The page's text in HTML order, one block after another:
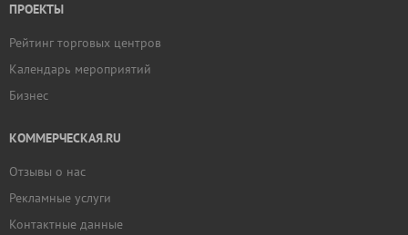
ПРОЕКТЫ
Рейтинг торговых центров
Календарь мероприятий
Бизнес
КОММЕРЧЕСКАЯ.RU
Отзывы о нас
Рекламные услуги
Контактные данные